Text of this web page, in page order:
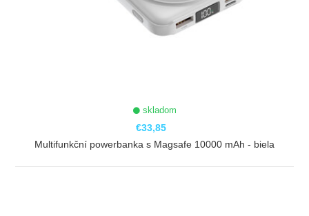
skladom
€33,85
Multifunkční powerbanka s Magsafe 10000 mAh - biela